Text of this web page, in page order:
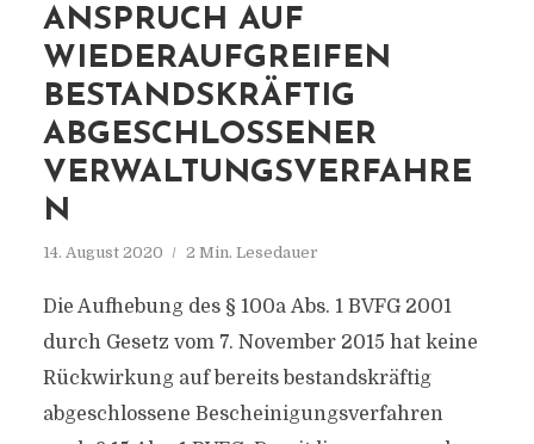
NSPRUCH AUF W
IEDERAUFGREIFEN B
ESTANDSKRÄFTIG A
BGESCHLOSSENER V
ERWALTUNGSVERFAHREN
14. August 2020 2 Min. Lesedauer
Die Aufhebung des § 100a Abs. 1 BVFG 2001
durch Gesetz vom 7. November 2015 hat keine
Rückwirkung auf bereits bestandskräftig
abgeschlossene Bescheinigungsverfahren